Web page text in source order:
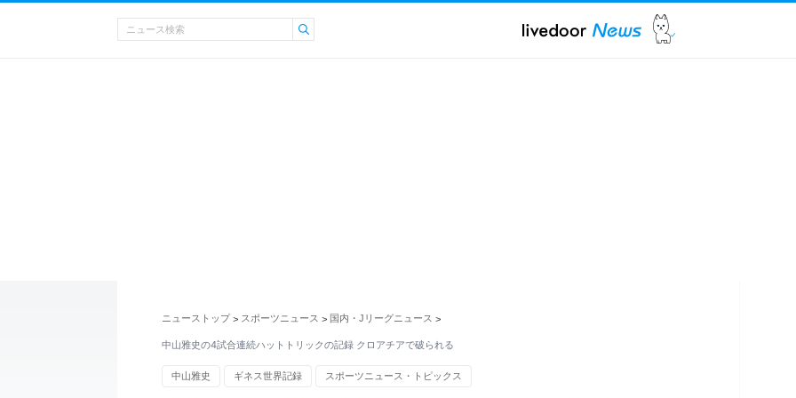
ニューストップ > スポーツニュース > 国内・Jリーグニュース >
中山雅史の4試合連続ハットトリックの記録 クロアチアで破られる
中山雅史 ギネス世界記録 スポーツニュース・トピックス